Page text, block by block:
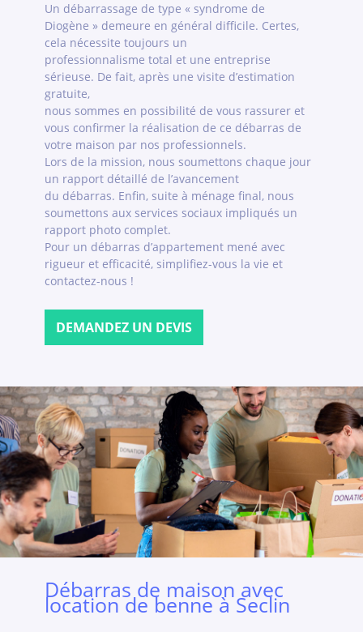
Un débarrassage de type « syndrome de
Diogène » demeure en général difficile. Certes,
cela nécessite toujours un
professionnalisme total et une entreprise
sérieuse. De fait, après une visite d’estimation
gratuite,
nous sommes en possibilité de vous rassurer et
vous confirmer la réalisation de ce débarras de
votre maison par nos professionnels.
Lors de la mission, nous soumettons chaque jour
un rapport détaillé de l’avancement
du débarras. Enfin, suite à ménage final, nous
soumettons aux services sociaux impliqués un
rapport photo complet.
Pour un débarras d’appartement mené avec
rigueur et efficacité, simplifiez-vous la vie et
contactez-nous !
DEMANDEZ UN DEVIS
Débarras de maison avec
location de benne à Seclin